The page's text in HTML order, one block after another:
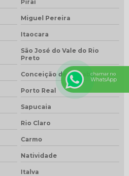
Piraí
Miguel Pereira
Itaocara
São José do Vale do Rio
Preto
Conceição de Macabu
Porto Real
Sapucaia
Rio Claro
Carmo
Natividade
Italva
chamar no
WhatsApp